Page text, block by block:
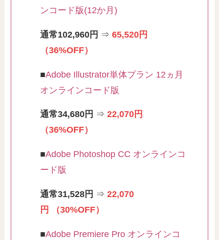
ンコード版(12か月)
通常102,960円 ⇒ 65,520円
（36%OFF）
■Adobe Illustrator単体プラン 12ヵ月
オンラインコード版
通常34,680円 ⇒ 22,070円
（36%OFF）
■Adobe Photoshop CC オンラインコ
ード版
通常31,528円 ⇒ 22,070
円
（30%OFF）
■Adobe Premiere Pro オンラインコ